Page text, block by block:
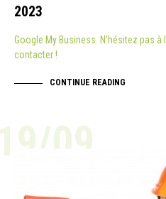
2023
Google My Business N’hésitez pas
contacter !
CONTINUE READING
09